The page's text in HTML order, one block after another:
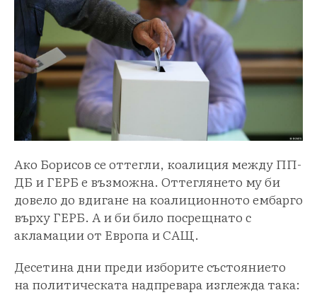
Ако Борисов се оттегли, коалиция между ПП-
ДБ и ГЕРБ е възможна. Оттеглянето му би
довело до вдигане на коалиционното ембарго
върху ГЕРБ. А и би било посрещнато с
акламации от Европа и САЩ.
Десетина дни преди изборите състоянието
на политическата надпревара изглежда така: